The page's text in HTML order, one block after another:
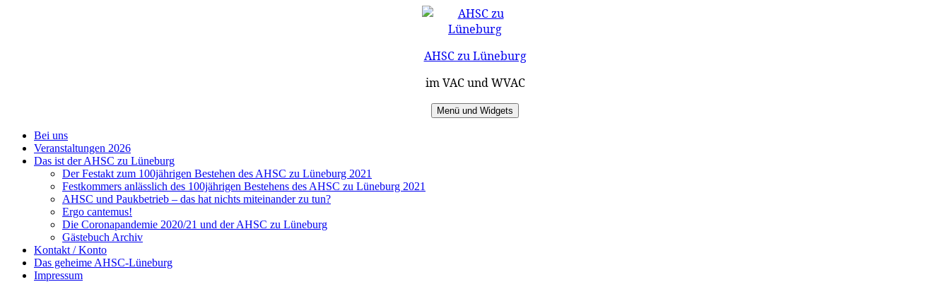
AHSC zu Lüneburg
im VAC und WVAC
Menü und Widgets
Bei uns
Veranstaltungen 2026
Das ist der AHSC zu Lüneburg
Der Festakt zum 100jährigen Bestehen des AHSC zu Lüneburg 2021
Festkommers anlässlich des 100jährigen Bestehens des AHSC zu Lüneburg 2021
AHSC und Paukbetrieb – das hat nichts miteinander zu tun?
Ergo cantemus!
Die Coronapandemie 2020/21 und der AHSC zu Lüneburg
Gästebuch Archiv
Kontakt / Konto
Das geheime AHSC-Lüneburg
Impressum